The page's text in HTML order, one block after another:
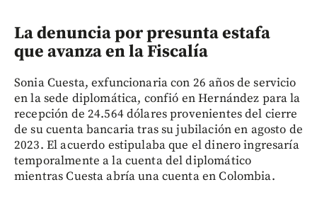
La denuncia por presunta estafa
que avanza en la Fiscalía
Sonia Cuesta, exfuncionaria con 26 años de servicio
en la sede diplomática, confió en Hernández para la
recepción de 24.564 dólares provenientes del cierre
de su cuenta bancaria tras su jubilación en agosto de
2023. El acuerdo estipulaba que el dinero ingresaría
temporalmente a la cuenta del diplomático
mientras Cuesta abría una cuenta en Colombia.